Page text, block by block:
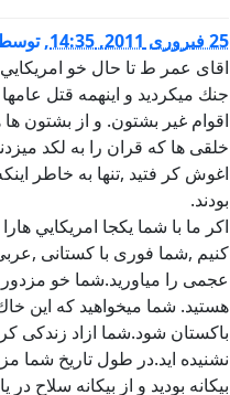
25 فبروری 2011, 14:35 ,
اقاى عمر ط تا حال خو امريكايي
جنك ميكرديد و اينهمه قتل عامها
اقوام غير بشتون. و از بشتون
خلقى ها كه قران را به لكد
اغوش كر فتيد ,تنها به خاطر
بودند.
اكر ما با شما يكجا امريكايي
كنيم ,شما فورى با كستانى
عجمى را مياوريد.شما خو
هستيد. شما ميخواهيد كه اين
باكستان شود.شما ازاد زندكى
نشنيده ايد.در طول تاريخ شما
بيكانه بوديد و از بيكانه سلاح در